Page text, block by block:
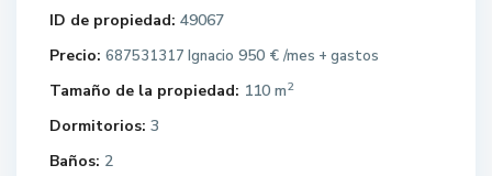
ID de propiedad: 49067
Precio: 687531317 Ignacio 950 € /mes + gastos
Tamaño de la propiedad: 110 m2
Dormitorios: 3
Baños: 2